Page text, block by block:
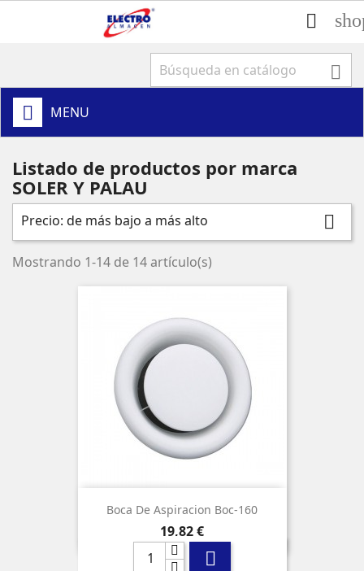


MENU
Listado de productos por marca
SOLER Y PALAU
Precio: de más bajo a más alto 
Mostrando 1-14 de 14 artículo(s)
Boca De Aspiracion Boc-160
Precio
19,82 €
